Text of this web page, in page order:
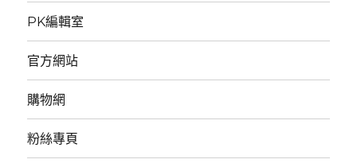
PK編輯室
官方網站
購物網
粉絲專頁